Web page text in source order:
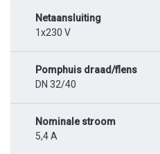
Netaansluiting
1x230 V
Pomphuis draad/flens
DN 32/40
Nominale stroom
5,4 A